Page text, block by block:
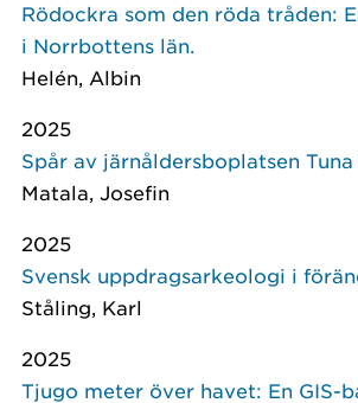
Rödockra som den röda tråden:
i Norrbottens län.
Helén, Albin
2025
Spår av järnåldersboplatsen
Matala, Josefin
2025
Svensk uppdragsarkeologi i
Ståling, Karl
2025
Tjugo meter över havet: En GIS-